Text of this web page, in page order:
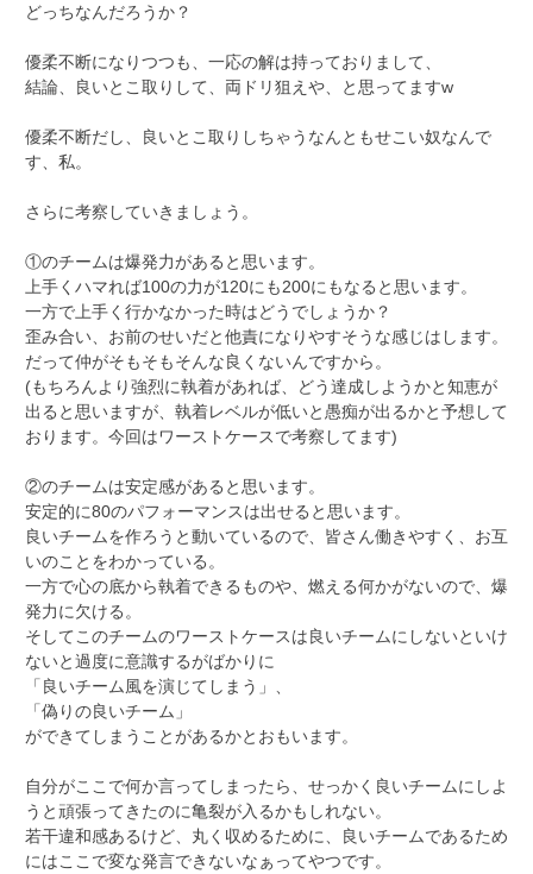
どっちなんだろうか？
優柔不断になりつつも、一応の解は持っておりまして、
結論、良いとこ取りして、両ドリ狙えや、と思ってますw
優柔不断だし、良いとこ取りしちゃうなんともせこい奴なんで
す、私。
さらに考察していきましょう。
①のチームは爆発力があると思います。
上手くハマれば100の力が120にも200にもなると思います。
一方で上手く行かなかった時はどうでしょうか？
歪み合い、お前のせいだと他責になりやすそうな感じはします。
だって仲がそもそもそんな良くないんですから。
(もちろんより強烈に執着があれば、どう達成しようかと知恵が
出ると思いますが、執着レベルが低いと愚痴が出るかと予想して
おります。今回はワーストケースで考察してます)
②のチームは安定感があると思います。
安定的に80のパフォーマンスは出せると思います。
良いチームを作ろうと動いているので、皆さん働きやすく、お互
いのことをわかっている。
一方で心の底から執着できるものや、燃える何かがないので、爆
発力に欠ける。
そしてこのチームのワーストケースは良いチームにしないといけ
ないと過度に意識するがばかりに
「良いチーム風を演じてしまう」、
「偽りの良いチーム」
ができてしまうことがあるかとおもいます。
自分がここで何か言ってしまったら、せっかく良いチームにしよ
うと頑張ってきたのに亀裂が入るかもしれない。
若干違和感あるけど、丸く収めるために、良いチームであるため
にはここで変な発言できないなぁってやつです。